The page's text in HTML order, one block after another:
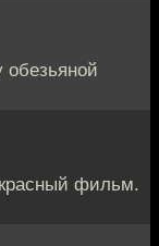
обезьяной
фильм.